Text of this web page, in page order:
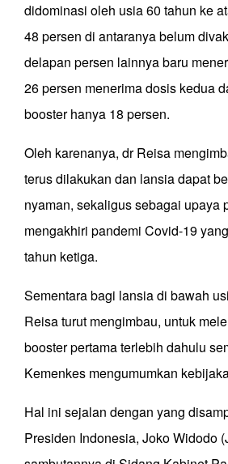
didominasi oleh usia 60 tahun ke
48 persen di antaranya belum
delapan persen lainnya baru
26 persen menerima dosis kedua
booster hanya 18 persen.
Oleh karenanya, dr Reisa
terus dilakukan dan lansia dapat
nyaman, sekaligus sebagai upaya
mengakhiri pandemi Covid-19
tahun ketiga.
Sementara bagi lansia di bawah
Reisa turut mengimbau, untuk
booster pertama terlebih dahulu
Kemenkes mengumumkan
Hal ini sejalan dengan yang
Presiden Indonesia, Joko Widodo